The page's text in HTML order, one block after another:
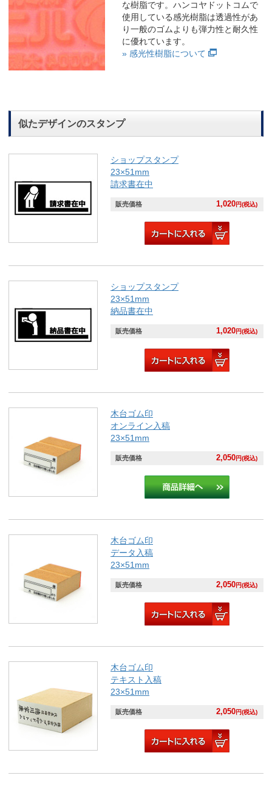
な樹脂です。ハンコヤドットコムで
使用している感光樹脂は透過性があ
り一般のゴムよりも弾力性と耐久性
に優れています。
» 感光性樹脂について
似たデザインのスタンプ
ショップスタンプ
23×51mm
請求書在中
販売価格 1,020円(税込)
ショップスタンプ
23×51mm
納品書在中
販売価格 1,020円(税込)
木台ゴム印
オンライン入稿
23×51mm
販売価格 2,050円(税込)
木台ゴム印
データ入稿
23×51mm
販売価格 2,050円(税込)
木台ゴム印
テキスト入稿
23×51mm
販売価格 2,050円(税込)